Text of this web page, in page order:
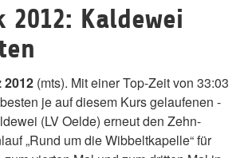
2012: Kaldewei
2012 (mts). Mit einer Top-Zeit von 33:03
je auf diesem Kurs gelaufenen -
(LV Oelde) erneut den Zehn-
„Rund um die Wibbeltkapelle“ für